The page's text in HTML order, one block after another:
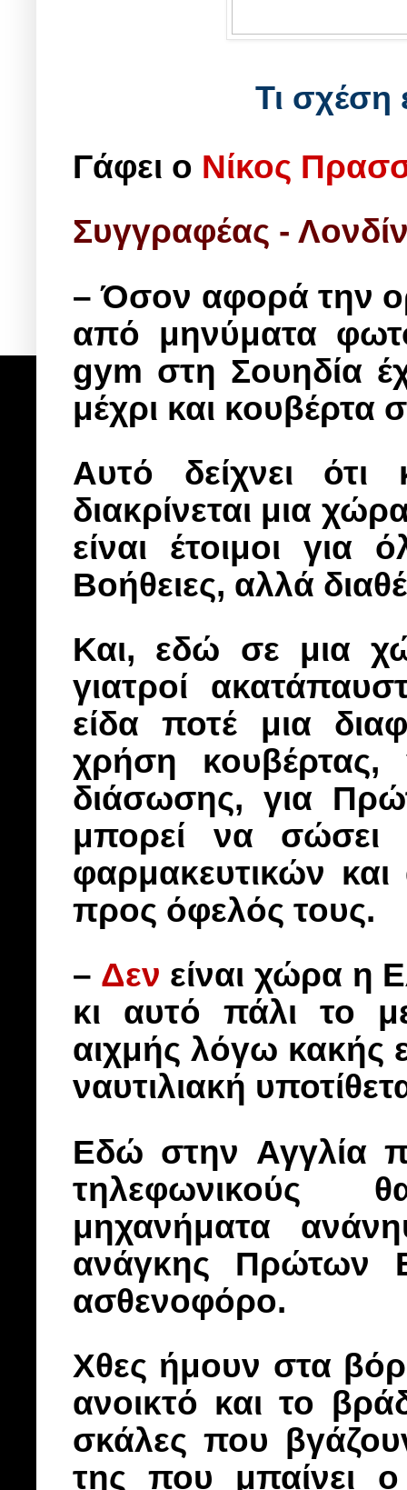
Τι
Γάφει ο Νίκος
Συγγραφέας -
– Όσον αφορά την
από μηνύματα
gym στη Σουηδία
μέχρι και
Αυτό δείχνει
διακρίνεται μια
είναι έτοιμοι για
Βοήθειες, αλλά
Και, εδώ σε μια
γιατροί
είδα ποτέ μια
χρήση
διάσωσης, για
μπορεί να σώσει
φαρμακευτικών
προς όφελός τους.
– Δεν είναι χώρα η
κι αυτό πάλι το
αιχμής λόγω κακής
ναυτιλιακή
Εδώ στην Αγγλία
τηλεφωνικούς
μηχανήματα
ανάγκης Πρώτων
ασθενοφόρο.
Χθες ήμουν στα
ανοικτό και το
σκάλες που
της που μπαίνει